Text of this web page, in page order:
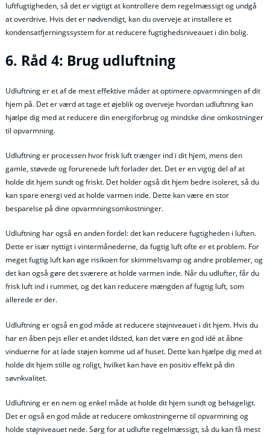
luftfugtigheden, så det er vigtigt at kontrollere dem regelmæssigt og undgå
at overdrive. Hvis det er nødvendigt, kan du overveje at installere et
kondensatfjerningssystem for at reducere fugtighedsniveauet i din bolig.
6. Råd 4: Brug udluftning
Udluftning er et af de mest effektive måder at optimere opvarmningen af dit
hjem på. Det er værd at tage et øjeblik og overveje hvordan udluftning kan
hjælpe dig med at reducere din energiforbrug og mindske dine omkostninger
til opvarmning.
Udluftning er processen hvor frisk luft trænger ind i dit hjem, mens den
gamle, støvede og forurenede luft forlader det. Det er en vigtig del af at
holde dit hjem sundt og friskt. Det holder også dit hjem bedre isoleret, så du
kan spare energi ved at holde varmen inde. Dette kan være en stor
besparelse på dine opvarmningsomkostninger.
Udluftning har også en anden fordel: det kan reducere fugtigheden i luften.
Dette er især nyttigt i vintermånederne, da fugtig luft ofte er et problem. For
meget fugtig luft kan øge risikoen for skimmelsvamp og andre problemer, og
det kan også gøre det sværere at holde varmen inde. Når du udlufter, får du
frisk luft ind i rummet, og det kan reducere mængden af fugtig luft, som
allerede er der.
Udluftning er også en god måde at reducere støjniveauet i dit hjem. Hvis du
har en åben pejs eller et andet ildsted, kan det være en god idé at åbne
vinduerne for at lade støjen komme ud af huset. Dette kan hjælpe dig med at
holde dit hjem stille og roligt, hvilket kan have en positiv effekt på din
søvnkvalitet.
Udluftning er en nem og enkel måde at holde dit hjem sundt og behageligt.
Det er også en god måde at reducere omkostningerne til opvarmning og
holde støjniveauet nede. Sørg for at udlufte regelmæssigt, så du kan få mest